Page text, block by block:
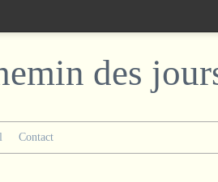
des
Contact